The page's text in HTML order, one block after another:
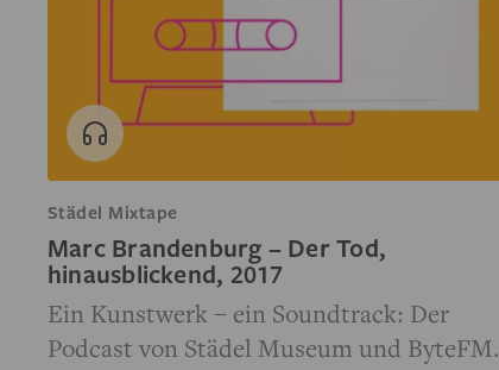
Städel Mixtape
Marc Brandenburg – Der Tod,
hinausblickend, 2017
Ein Kunstwerk – ein Soundtrack: Der
Podcast von Städel Museum und ByteFM.